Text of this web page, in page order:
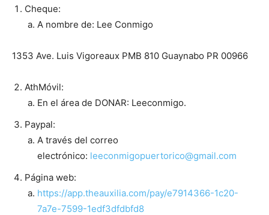
Cheque:
A nombre de: Lee Conmigo
1353 Ave. Luis Vigoreaux PMB 810 Guaynabo PR 00966
AthMóvil:
En el área de DONAR: Leeconmigo.
Paypal:
A través del correo
electrónico: leeconmigopuertorico@gmail.com
Página web:
https://app.theauxilia.com/pay/e7914366-1c20-
7a7e-7599-1edf3dfdbfd8